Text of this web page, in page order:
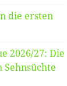
die ersten
2026/27: Die
Sehnsüchte